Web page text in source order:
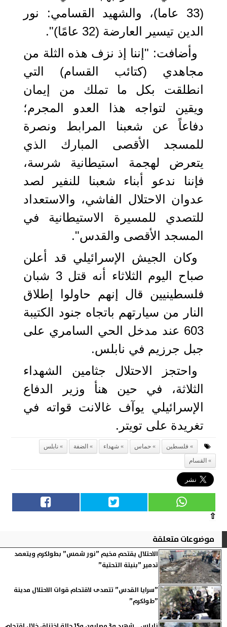
(33 عاما)، والشهيد القسامي: نور
الدين تيسير العارضة (32 عامًا)".
وأضافت: "إننا إذ نزف هذه الثلة من
مجاهدي (كتائب القسام) التي
انطلقت بكل ما تملك من إيمان
ويقين لتواجه هذا العدو المجرم؛
دفاعاً عن شعبنا المرابط ونصرة
للمسجد الأقصى المبارك الذي
يتعرض لهجمة استيطانية شرسة،
فإننا ندعو أبناء شعبنا للنفير لصد
عدوان الاحتلال الفاشي، والاستعداد
للتصدي للمسيرة الاستيطانية في
المسجد الأقصى والقدس".
وكان الجيش الإسرائيلي قد أعلن
صباح اليوم الثلاثاء أنه قتل 3 شبان
فلسطينيين قال إنهم حاولوا إطلاق
النار من سيارتهم باتجاه جنود الكتيبة
603 عند مدخل الحي السامري على
جبل جرزيم في نابلس.
واحتجز الاحتلال جثامين الشهداء
الثلاثة، في حين هنأ وزير الدفاع
الإسرائيلي يوآف غالانت قواته في
تغريدة على تويتر.
فلسطين حماس شهداء الضفة
نابلس
القسام
⇧
موضوعات متعلقة
الاحتلال يقتحم مخيم ”نور شمس” بطولكرم ويتعمد
تدمير ”بنيتة التحتية”
”سرايا القدس” تتصدى لاقتحام قوات الاحتلال مدينة
”طولكرم”